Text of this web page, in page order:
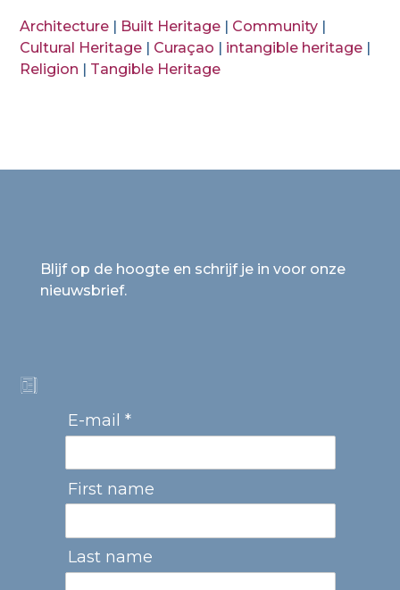
Architecture Built Heritage Community
Cultural Heritage
Curaçao intangible heritage
Religion
Tangible Heritage
Blijf op de hoogte en schrijf je in voor onze
nieuwsbrief.
E-mail *
First name
Last name